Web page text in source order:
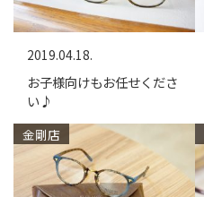
2019.04.18.
お子様向けもお任せくださ
い♪
金剛店